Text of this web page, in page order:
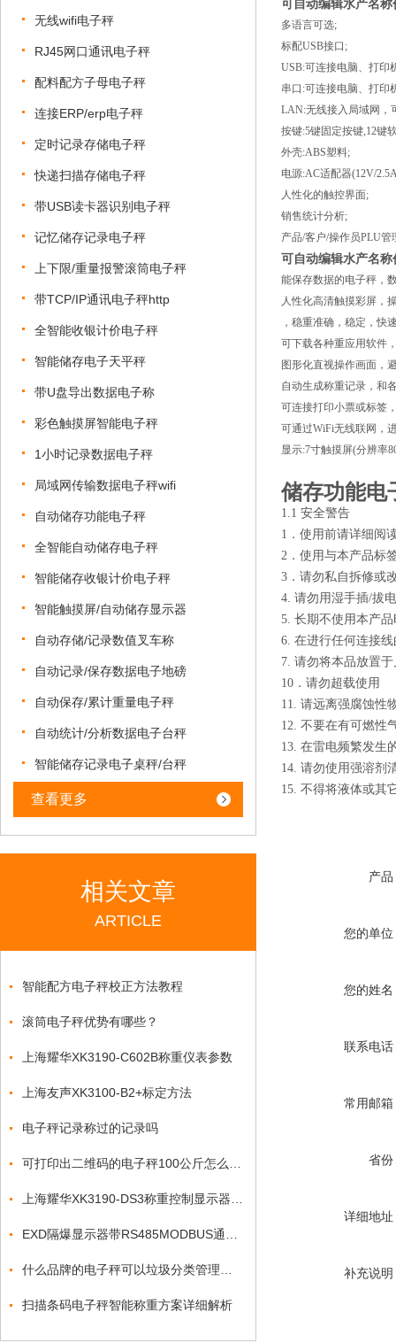
无线wifi电子秤
RJ45网口通讯电子秤
配料配方子母电子秤
连接ERP/erp电子秤
定时记录存储电子秤
快递扫描存储电子秤
带USB读卡器识别电子秤
记忆储存记录电子秤
上下限/重量报警滚筒电子秤
带TCP/IP通讯电子秤http
全智能收银计价电子秤
智能储存电子天平秤
带U盘导出数据电子称
彩色触摸屏智能电子秤
1小时记录数据电子秤
局域网传输数据电子秤wifi
自动储存功能电子秤
全智能自动储存电子秤
智能储存收银计价电子秤
智能触摸屏/自动储存显示器
自动存储/记录数值叉车称
自动记录/保存数据电子地磅
自动保存/累计重量电子秤
自动统计/分析数据电子台秤
智能储存记录电子桌秤/台秤
查看更多
相关文章
ARTICLE
智能配方电子秤校正方法教程
滚筒电子秤优势有哪些？
上海耀华XK3190-C602B称重仪表参数
上海友声XK3100-B2+标定方法
电子秤记录称过的记录吗
扫描条码电子秤智能称重方案详细解析
可自动编辑水产名
多语言可选;
标配USB接口;
USB:可连接电脑、打印
串口:可连接电脑、打印
LAN:无线接入局域网，
按键:5键固定按键,12键
外壳:ABS塑料;
电源:AC适配器(12V/
人性化的触控界面;
销售统计分析;
产品/客户/操作员PLU管
可自动编辑水产名
能保存数据的电子秤，
人性化高清触摸彩屏，
，稳重准确，稳定，快
可下载各种重应用软件
图形化直视操作画面，
自动生成称重记录，和
可连接打印小票或标签
可通过WiFi无线联网，
显示:7寸触摸屏(分辨率
储存功能电
1.1 安全警告
1．使用前请详细阅
2．使用与本产品标
3．请勿私自拆修或
4. 请勿用湿手插/拔
5. 长期不使用本产
6. 在进行任何连接
7. 请勿将本品放置
10．请勿超载使用
11. 请远离强腐蚀性
12. 不要在有可燃性
13. 在雷电频繁发生
14. 请勿使用强溶剂
15. 不得将液体或其
产品
您的单位
您的姓名
联系电话
常用邮箱
省份
详细地址
补充说明